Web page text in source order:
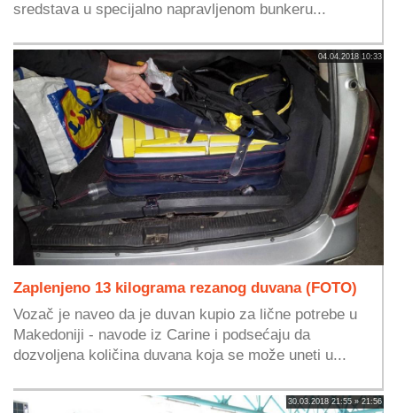
sredstava u specijalno napravljenom bunkeru...
04.04.2018 10:33
Zaplenjeno 13 kilograma rezanog duvana (FOTO)
Vozač je naveo da je duvan kupio za lične potrebe u
Makedoniji - navode iz Carine i podsećaju da
dozvoljena količina duvana koja se može uneti u...
30.03.2018 21:55 » 21:56